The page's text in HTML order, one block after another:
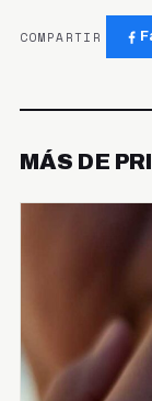
COMPARTIR
MÁS DE